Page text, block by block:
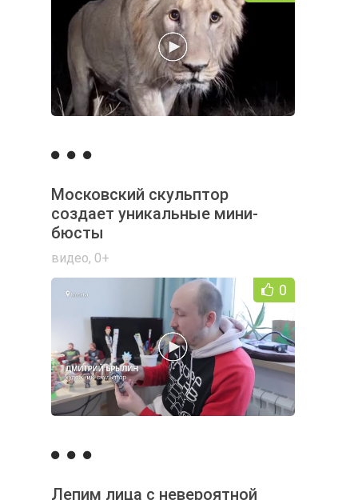
Московский скульптор
создает уникальные мини-
бюсты
видео, 0+
0
Лепим лица с невероятной